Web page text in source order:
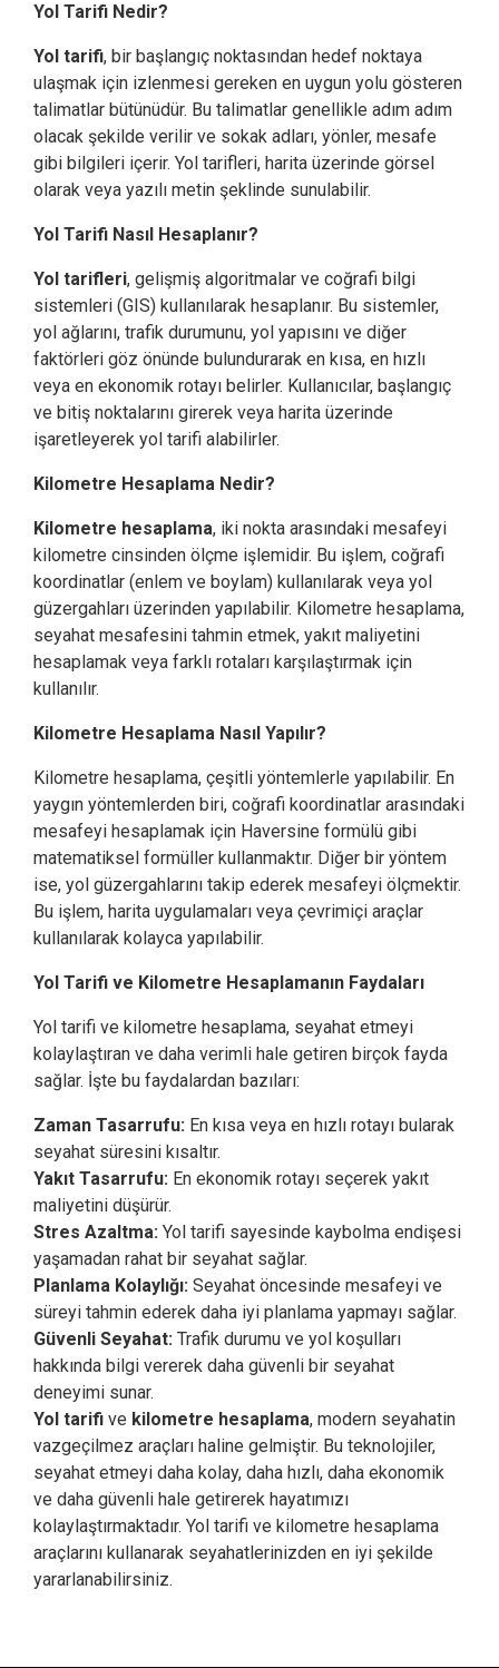
Yol Tarifi Nedir?
Yol tarifi, bir başlangıç noktasından hedef noktaya
ulaşmak için izlenmesi gereken en uygun yolu gösteren
talimatlar bütünüdür. Bu talimatlar genellikle adım adım
olacak şekilde verilir ve sokak adları, yönler, mesafe
gibi bilgileri içerir. Yol tarifleri, harita üzerinde görsel
olarak veya yazılı metin şeklinde sunulabilir.
Yol Tarifi Nasıl Hesaplanır?
Yol tarifleri, gelişmiş algoritmalar ve coğrafi bilgi
sistemleri (GIS) kullanılarak hesaplanır. Bu sistemler,
yol ağlarını, trafik durumunu, yol yapısını ve diğer
faktörleri göz önünde bulundurarak en kısa, en hızlı
veya en ekonomik rotayı belirler. Kullanıcılar, başlangıç
ve bitiş noktalarını girerek veya harita üzerinde
işaretleyerek yol tarifi alabilirler.
Kilometre Hesaplama Nedir?
Kilometre hesaplama, iki nokta arasındaki mesafeyi
kilometre cinsinden ölçme işlemidir. Bu işlem, coğrafi
koordinatlar (enlem ve boylam) kullanılarak veya yol
güzergahları üzerinden yapılabilir. Kilometre hesaplama,
seyahat mesafesini tahmin etmek, yakıt maliyetini
hesaplamak veya farklı rotaları karşılaştırmak için
kullanılır.
Kilometre Hesaplama Nasıl Yapılır?
Kilometre hesaplama, çeşitli yöntemlerle yapılabilir. En
yaygın yöntemlerden biri, coğrafi koordinatlar arasındaki
mesafeyi hesaplamak için Haversine formülü gibi
matematiksel formüller kullanmaktır. Diğer bir yöntem
ise, yol güzergahlarını takip ederek mesafeyi ölçmektir.
Bu işlem, harita uygulamaları veya çevrimiçi araçlar
kullanılarak kolayca yapılabilir.
Yol Tarifi ve Kilometre Hesaplamanın Faydaları
Yol tarifi ve kilometre hesaplama, seyahat etmeyi
kolaylaştıran ve daha verimli hale getiren birçok fayda
sağlar. İşte bu faydalardan bazıları:
Zaman Tasarrufu: En kısa veya en hızlı rotayı bularak
seyahat süresini kısaltır.
Yakıt Tasarrufu: En ekonomik rotayı seçerek yakıt
maliyetini düşürür.
Stres Azaltma: Yol tarifi sayesinde kaybolma endişesi
yaşamadan rahat bir seyahat sağlar.
Planlama Kolaylığı: Seyahat öncesinde mesafeyi ve
süreyi tahmin ederek daha iyi planlama yapmayı sağlar.
Güvenli Seyahat: Trafik durumu ve yol koşulları
hakkında bilgi vererek daha güvenli bir seyahat
deneyimi sunar.
Yol tarifi ve kilometre hesaplama, modern seyahatin
vazgeçilmez araçları haline gelmiştir. Bu teknolojiler,
seyahat etmeyi daha kolay, daha hızlı, daha ekonomik
ve daha güvenli hale getirerek hayatımızı
kolaylaştırmaktadır. Yol tarifi ve kilometre hesaplama
araçlarını kullanarak seyahatlerinizden en iyi şekilde
yararlanabilirsiniz.